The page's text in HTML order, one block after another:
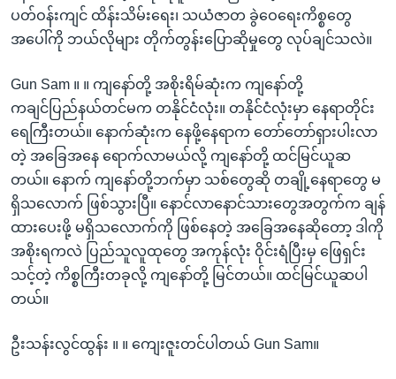
ပတ်ဝန်းကျင် ထိန်းသိမ်းရေး၊ သယံဇာတ ခွဲဝေရေးကိစ္စတွေ
အပေါ်ကို ဘယ်လိုများ တိုက်တွန်းပြောဆိုမှုတွေ လုပ်ချင်သလဲ။
Gun Sam ။ ။ ကျနော်တို့ အစိုးရိမ်ဆုံးက ကျနော်တို့
ကချင်ပြည်နယ်တင်မက တနိုင်ငံလုံး။ တနိုင်ငံလုံးမှာ နေရာတိုင်း
ရေကြီးတယ်။ နောက်ဆုံးက နေဖို့နေရာက တော်တော်ရှားပါးလာ
တဲ့ အခြေအနေ ရောက်လာမယ်လို့ ကျနော်တို့ ထင်မြင်ယူဆ
တယ်။ နောက် ကျနော်တို့ဘက်မှာ သစ်တွေဆို တချို့နေရာတွေ မ
ရှိသလောက် ဖြစ်သွားပြီ။ နောင်လာနောင်သားတွေအတွက်က ချန်
ထားပေးဖို့ မရှိသလောက်ကို ဖြစ်နေတဲ့ အခြေအနေဆိုတော့ ဒါကို
အစိုးရကလဲ ပြည်သူလူထုတွေ အကုန်လုံး ဝိုင်းရံပြီးမှ ဖြေရှင်း
သင့်တဲ့ ကိစ္စကြီးတခုလို့ ကျနော်တို့ မြင်တယ်။ ထင်မြင်ယူဆပါ
တယ်။
ဦးသန်းလွင်ထွန်း ။ ။ ကျေးဇူးတင်ပါတယ် Gun Sam။